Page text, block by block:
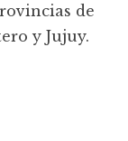
de
y Jujuy.